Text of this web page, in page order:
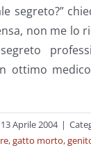
segreto?”
non me lo
ottimo
13 Aprile 2004 |
,gatto morto,